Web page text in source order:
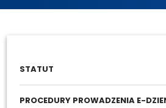
STATUT
PROCEDURY PROWADZENIA E-